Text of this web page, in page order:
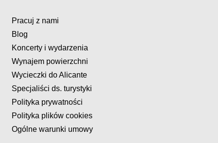
Pracuj z nami
Blog
Koncerty i wydarzenia
Wynajem powierzchni
Wycieczki do Alicante
Specjaliści ds. turystyki
Polityka prywatności
Polityka plików cookies
Ogólne warunki umowy